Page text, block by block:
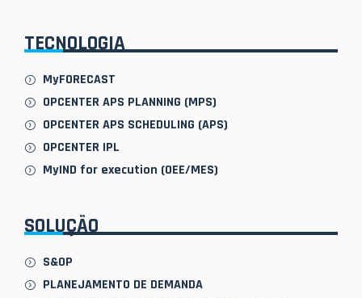
TECNOLOGIA
MyFORECAST
OPCENTER APS PLANNING (MPS)
OPCENTER APS SCHEDULING (APS)
OPCENTER IPL
MyIND for execution (OEE/MES)
SOLUÇÃO
S&OP
PLANEJAMENTO DE DEMANDA